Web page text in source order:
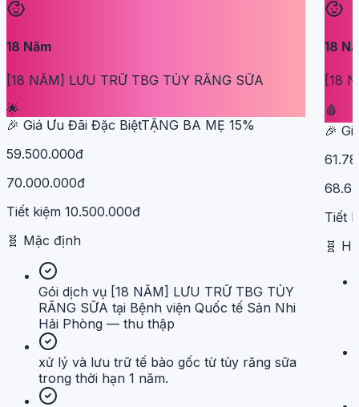
18 Năm
[18 NĂM] LƯU TRỮ TBG TỦY RĂNG SỮA
🌟
🎉 Giá Ưu Đãi Đặc BiệtTẶNG BA MẸ 15%
59.500.000đ
70.000.000đ
Tiết kiệm 10.500.000đ
🧬 Mặc định
Gói dịch vụ [18 NĂM] LƯU TRỮ TBG TỦY
RĂNG SỮA tại Bệnh viện Quốc tế Sản Nhi
Hải Phòng — thu thập
xử lý và lưu trữ tế bào gốc từ tủy răng sữa
trong thời hạn 1 năm.
18
[18
🩸
🎉
Tiết
🧬